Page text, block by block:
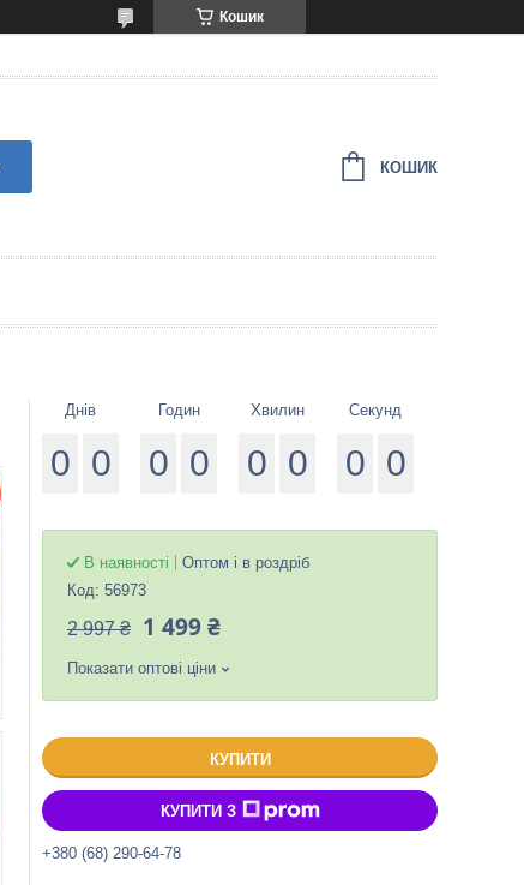
Кошик
КОШИК
Днів
0 0
Годин
0 0
Хвилин
0 0
Секунд
0 0
В наявності
Оптом і в роздріб
Код: 56973
2 997 ₴ 1 499 ₴
Показати оптові ціни
КУПИТИ
КУПИТИ З
+380 (68) 290-64-78